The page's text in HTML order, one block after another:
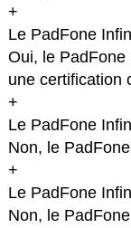
+
Le PadFone
Oui, le
une certification
+
Le PadFone
Non, le
+
Le PadFone
Non, le